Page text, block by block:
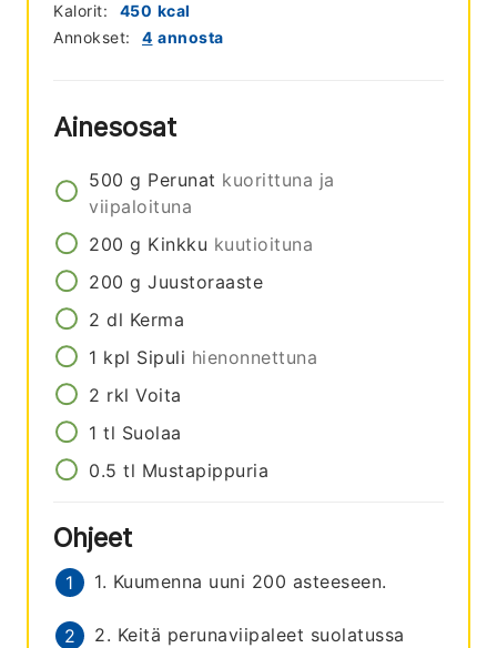
Annokset: 4 annosta
Kalorit: 450 kcal
Ainesosat
500 g Perunat kuorittuna ja
viipaloituna
200 g Kinkku kuutioituna
200 g Juustoraaste
2 dl Kerma
1 kpl Sipuli hienonnettuna
2 rkl Voita
1 tl Suolaa
0.5 tl Mustapippuria
Ohjeet
1. Kuumenna uuni 200 asteeseen.
2. Keitä perunaviipaleet suolatussa